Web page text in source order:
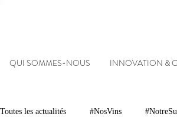
QUI SOMMES-NOUS INNOVATION &
Toutes les actualités #NosVins